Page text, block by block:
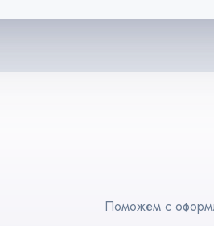
Поможем с